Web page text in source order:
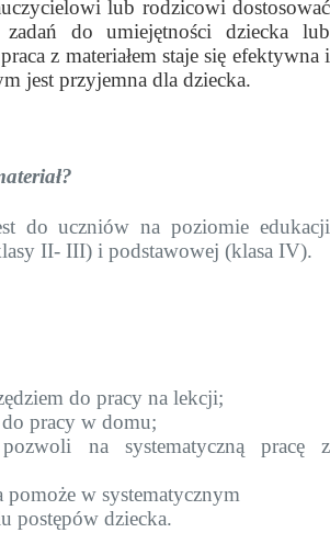
lub rodzicowi dostosować
do umiejętności dziecka lub
z materiałem staje się efektywna i
jest przyjemna dla dziecka.
do uczniów na poziomie edukacji
II- III) i podstawowej (klasa IV).
do pracy na lekcji;
pracy w domu;
na systematyczną pracę z
pomoże w systematycznym
postępów dziecka.